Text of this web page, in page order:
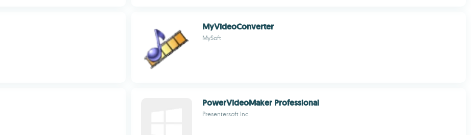
MyVideoConverter
MySoft
PowerVideoMaker Professional
Presentersoft Inc.